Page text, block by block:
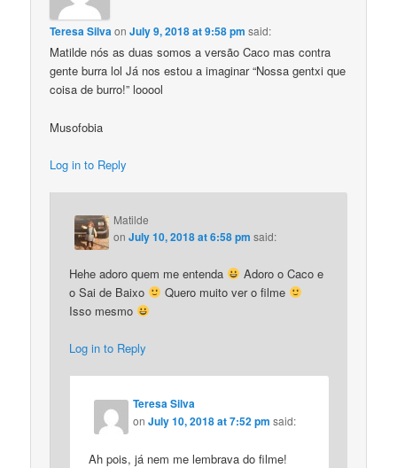
Teresa SilvaonJuly 9, 2018 at 9:58 pm said:
Matilde nós as duas somos a versão Caco mas contra
gente burra lol Já nos estou a imaginar “Nossa gentxi que
coisa de burro!” looool
Musofobia
Log in to Reply
Matilde
onJuly 10, 2018 at 6:58 pm said:
Hehe adoro quem me entenda
Adoro o Caco e
o Sai de Baixo
Quero muito ver o filme
Isso mesmo
Log in to Reply
Teresa Silva
onJuly 10, 2018 at 7:52 pm said:
Ah pois, já nem me lembrava do filme!